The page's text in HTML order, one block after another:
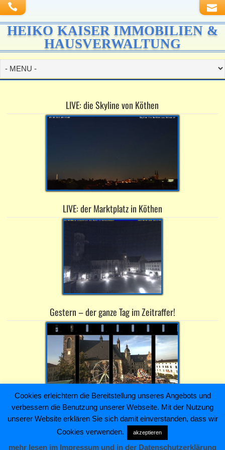
HEIKO KAISER IMMOBILIEN &
HAUSVERWALTUNG
LIVE: die Skyline von Köthen
LIVE: der Marktplatz in Köthen
Gestern – der ganze Tag im Zeitraffer!
Heiko Kaiser Immobilien & Hausverwaltung ~ Schloßstraße 4 ~
06366 Köthen (Anhalt) ~ Telefon: +493496211445
Anfrage/Kontakt Impressum Sitemap
Cookies erleichtern die Bereitstellung unseres Angebots und
verbessern die Benutzung unserer Webseite. Mit der Nutzung
unserer Website erklären Sie sich damit einverstanden, dass wir
Cookies verwenden.
akzeptieren
mehr lesen im Impressum und in der Datenschutzerklärung